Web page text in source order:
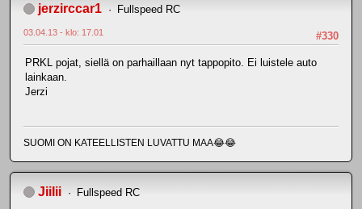
jerzirccar1 Fullspeed RC
#330
03.04.13 - klo: 17.01
PRKL pojat, siellä on parhaillaan nyt tappopito. Ei luistele auto
lainkaan.
Jerzi
SUOMI ON KATEELLISTEN LUVATTU MAA😂😂
JiiIii Fullspeed RC